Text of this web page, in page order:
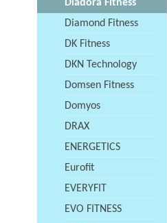
Diadora Fitness
Diamond Fitness
DK Fitness
DKN Technology
Domsen Fitness
Domyos
DRAX
ENERGETICS
Eurofit
EVERYFIT
EVO FITNESS